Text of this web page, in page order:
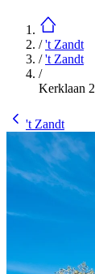
/'t Zandt
/'t Zandt
/
Kerklaan 2
't Zandt